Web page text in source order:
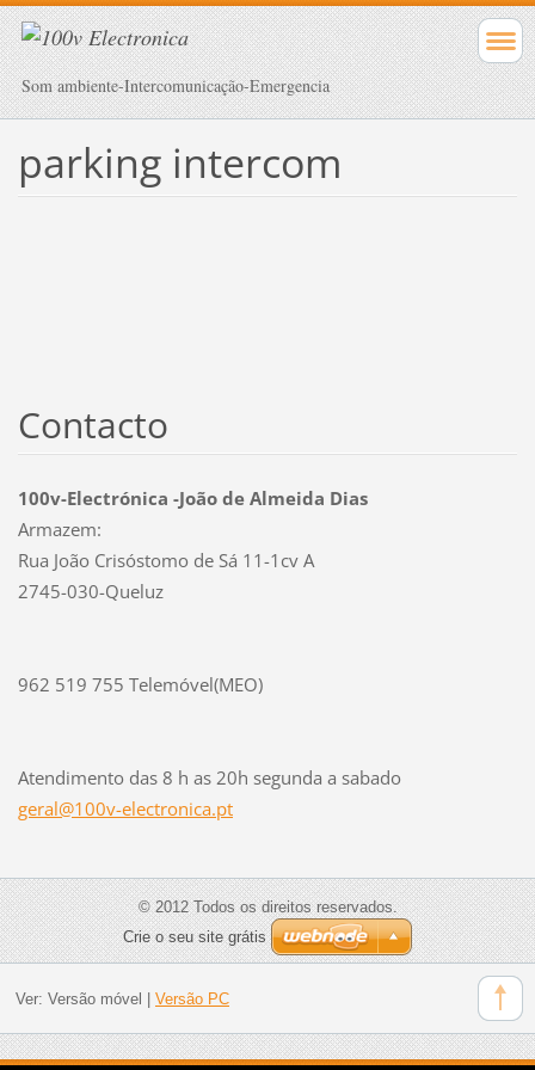
Som ambiente-Intercomunicação-Emergencia
parking intercom
Contacto
100v-Electrónica -João de Almeida Dias
Armazem:
Rua João Crisóstomo de Sá 11-1cv A
2745-030-Queluz
962 519 755 Telemóvel(MEO)
Atendimento das 8 h as 20h segunda a sabado
geral@100v-electronica.pt
© 2012 Todos os direitos reservados.
Crie o seu site grátis
Ver: Versão móvel Versão PC